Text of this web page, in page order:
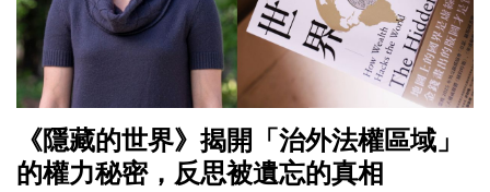
《隱藏的世界》揭開「治外法權區域」
的權力秘密，反思被遺忘的真相